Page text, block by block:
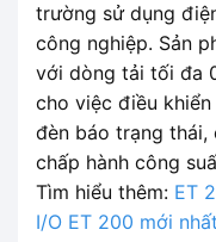
trường sử dụng
công nghiệp. Sản
với dòng tải tối đa
cho việc điều
đèn báo trạng
chấp hành công
Tìm hiểu thêm: ET
I/O ET 200 mới nhất